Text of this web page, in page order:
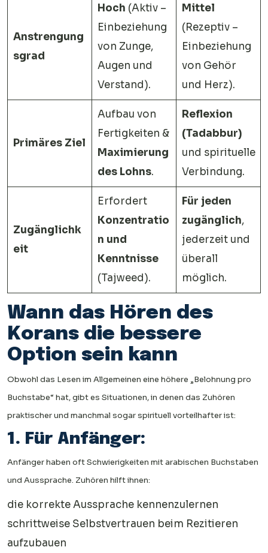
Anstrengung
sgrad
Hoch (Aktiv –
Einbeziehung
von Zunge,
Augen und
Verstand).
Mittel
(Rezeptiv –
Einbeziehung
von Gehör
und Herz).
Primäres Ziel
Aufbau von
Fertigkeiten &
Maximierung
des Lohns.
Reflexion
(Tadabbur)
und spirituelle
Verbindung.
Zugänglichk
eit
Erfordert
Konzentratio
n und
Kenntnisse
(Tajweed).
Für jeden
zugänglich,
jederzeit und
überall
möglich.
Wann das Hören des
Korans die bessere
Option sein kann
Obwohl das Lesen im Allgemeinen eine höhere „Belohnung pro
Buchstabe“ hat, gibt es Situationen, in denen das Zuhören
praktischer und manchmal sogar spirituell vorteilhafter ist:
1. Für Anfänger:
Anfänger haben oft Schwierigkeiten mit arabischen Buchstaben
und Aussprache. Zuhören hilft ihnen:
die korrekte Aussprache kennenzulernen
schrittweise Selbstvertrauen beim Rezitieren
aufzubauen